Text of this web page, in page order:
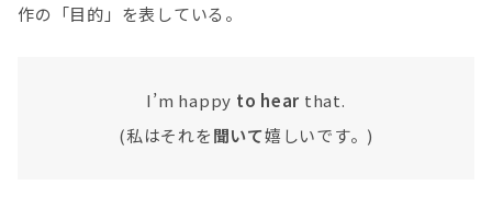
作の「目的」を表している。
I’m happy to hear that.
(私はそれを聞いて嬉しいです。)